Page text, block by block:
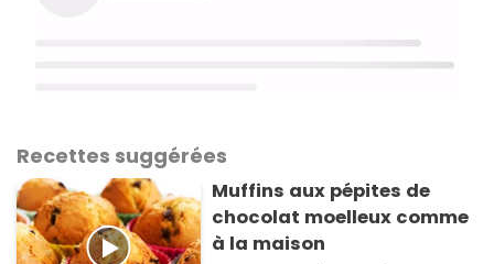
Recettes suggérées
Muffins aux pépites de
chocolat moelleux comme
à la maison